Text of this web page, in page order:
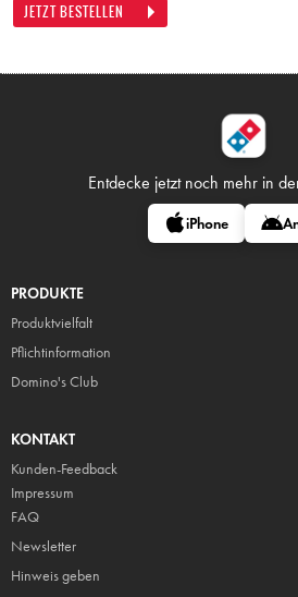
JETZT BESTELLEN
Entdecke jetzt noch mehr in
iPhone
PRODUKTE
Produktvielfalt
Pflichtinformation
Domino's Club
KONTAKT
Kunden-Feedback
Impressum
FAQ
Newsletter
Hinweis geben